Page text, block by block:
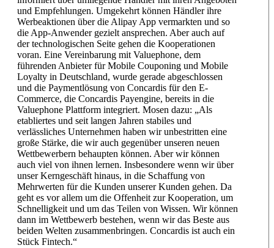
und Empfehlungen. Umgekehrt können Händler ihre
Werbeaktionen über die Alipay App vermarkten und so
die App-Anwender gezielt ansprechen. Aber auch auf
der technologischen Seite gehen die Kooperationen
voran. Eine Vereinbarung mit Valuephone, dem
führenden Anbieter für Mobile Couponing und Mobile
Loyalty in Deutschland, wurde gerade abgeschlossen
und die Paymentlösung von Concardis für den E-
Commerce, die Concardis Payengine, bereits in die
Valuephone Plattform integriert. Mosen dazu: „Als
etabliertes und seit langen Jahren stabiles und
verlässliches Unternehmen haben wir unbestritten eine
große Stärke, die wir auch gegenüber unseren neuen
Wettbewerbern behaupten können. Aber wir können
auch viel von ihnen lernen. Insbesondere wenn wir über
unser Kerngeschäft hinaus, in die Schaffung von
Mehrwerten für die Kunden unserer Kunden gehen. Da
geht es vor allem um die Offenheit zur Kooperation, um
Schnelligkeit und um das Teilen von Wissen. Wir können
dann im Wettbewerb bestehen, wenn wir das Beste aus
beiden Welten zusammenbringen. Concardis ist auch ein
Stück Fintech.“